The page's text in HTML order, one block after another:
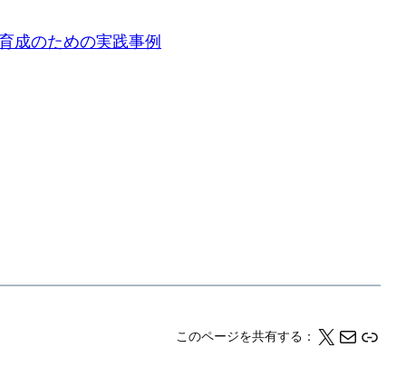
成のための実践事例
このページを共有する： X メール このページの情報をクリップボードにコピーする